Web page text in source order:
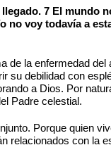
7 El mundo
voy todavía a
la enfermedad
su debilidad con
a Dios. Por
Padre celestial.
Porque quien
con la